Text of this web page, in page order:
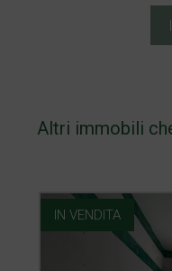
Altri immobili
IN VENDITA